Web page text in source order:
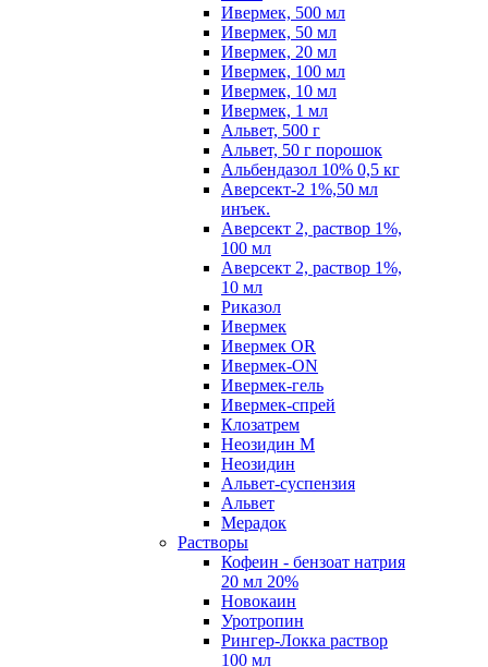
Ивермек, 500 мл
Ивермек, 50 мл
Ивермек, 20 мл
Ивермек, 100 мл
Ивермек, 10 мл
Ивермек, 1 мл
Альвет, 500 г
Альвет, 50 г порошок
Альбендазол 10% 0,5 кг
Аверсект-2 1%,50 мл
инъек.
Аверсект 2, раствор 1%,
100 мл
Аверсект 2, раствор 1%,
10 мл
Риказол
Ивермек
Ивермек OR
Ивермек-ON
Ивермек-гель
Ивермек-спрей
Клозатрем
Неозидин М
Неозидин
Альвет-суспензия
Альвет
Мерадок
Растворы
Кофеин - бензоат натрия
20 мл 20%
Новокаин
Уротропин
Рингер-Локка раствор
100 мл